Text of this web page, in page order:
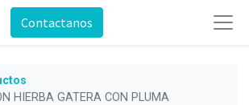
Contactanos
HIERBA GATERA CON PLUMA